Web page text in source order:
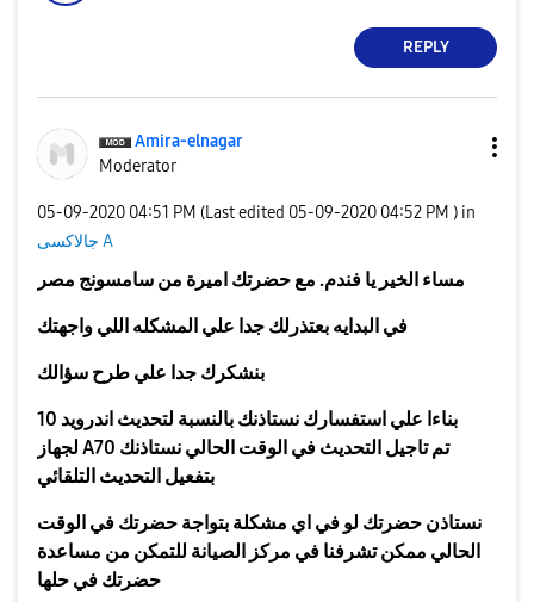
REPLY
Amira-elnagar
Moderator
‎05-09-2020 04:51 PM (Last edited ‎05-09-2020 04:52 PM ) in
جالاكسى A
مساء الخير يا فندم. مع حضرتك اميرة من سامسونج مصر
في البدايه بعتذرلك جدا علي المشكله اللي واجهتك
بنشكرك جدا علي طرح سؤالك
بناءا علي استفسارك
نستاذنك بالنسبة لتحديث اندرويد 10
لجهاز A70 تم تاجيل التحديث في الوقت الحالي نستاذنك
نستاذن حضرتك لو في اي مشكلة بتواجة حضرتك في الوقت
الحالي ممكن تشرفنا في مركز الصيانة للتمكن من مساعدة